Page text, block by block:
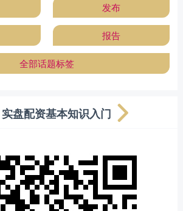
发布
报告
全部话题标签
盘配资基本知识入门